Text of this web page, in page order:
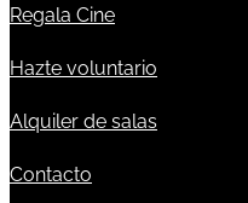
Regala Cine
Hazte voluntario
Alquiler de salas
Contacto